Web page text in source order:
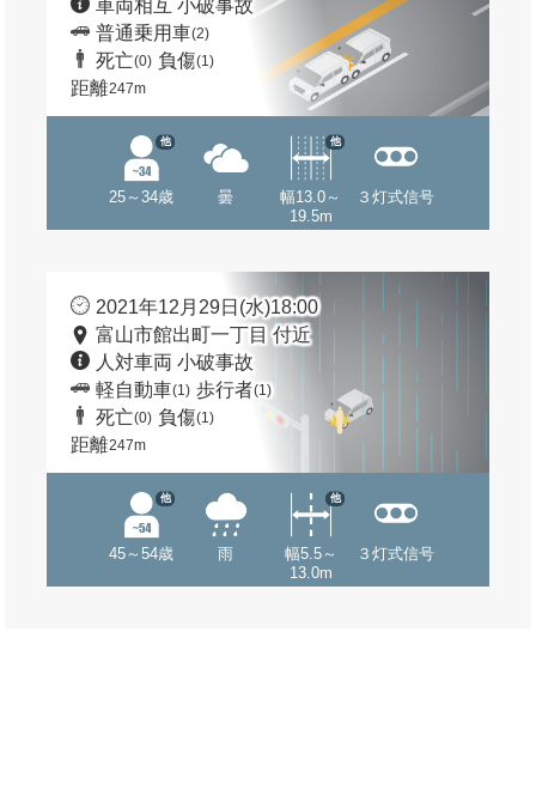
車両相互 小破事故
普通乗用車(2)
死亡(0) 負傷(1)
距離247m
25～34歳
他
曇
幅13.0～
19.5m
他
３灯式信号
2021年12月29日(水)18:00
富山市館出町一丁目 付近
人対車両 小破事故
軽自動車(1) 歩行者(1)
死亡(0) 負傷(1)
距離247m
45～54歳
他
雨
幅5.5～
13.0m
他
３灯式信号